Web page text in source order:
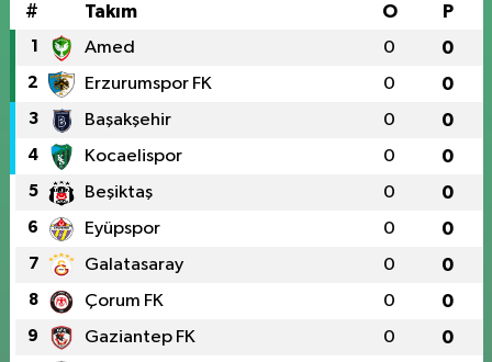
# Takım O P
1 Amed 0 0
2 Erzurumspor FK 0 0
3 Başakşehir 0 0
4 Kocaelispor 0 0
5 Beşiktaş 0 0
6 Eyüpspor 0 0
7 Galatasaray 0 0
8 Çorum FK 0 0
9 Gaziantep FK 0 0